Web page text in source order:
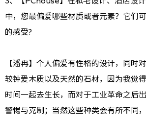
中，您最偏爱哪些材质或者元素？它们
的感受?
【潘冉】个人偏爱有性格的设计，同时
较钟爱木质以及天然的石材，因为我觉
时间一起去生长，而对于工业革命之后
警惕与克制；当然这些种类会有所不同